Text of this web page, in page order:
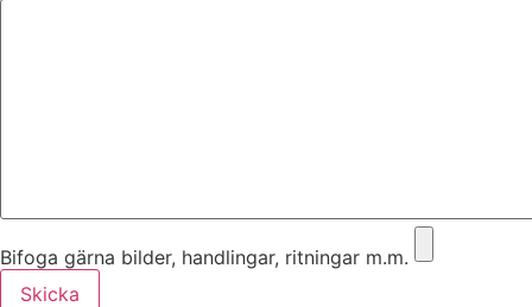
Bifoga gärna bilder, handlingar, ritningar m.m.
Skicka